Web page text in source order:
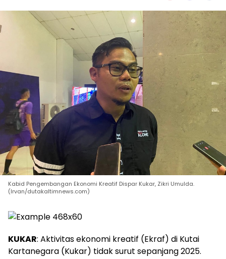
Kabid Pengembangan Ekonomi Kreatif Dispar Kukar, Zikri Umulda.
(Irvan/dutakaltimnews.com)
KUKAR: Aktivitas ekonomi kreatif (Ekraf) di Kutai
Kartanegara (Kukar) tidak surut sepanjang 2025.